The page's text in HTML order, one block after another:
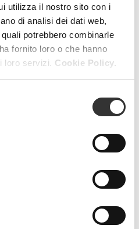
utilizza il nostro sito con i
di analisi dei dati web,
potrebbero combinarle
fornito loro o che hanno
loro servizi. Cookie Policy.